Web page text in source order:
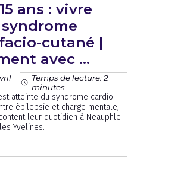
ans : vivre
cutané |
avec …
Temps de lecture: 2
minutes
atteinte du syndrome cardio-
épilepsie et charge mentale,
leur quotidien à Neauphle-
Yvelines.